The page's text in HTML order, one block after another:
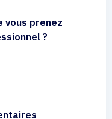
vous prenez
?